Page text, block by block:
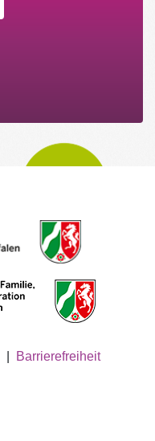
Barrierefreiheit